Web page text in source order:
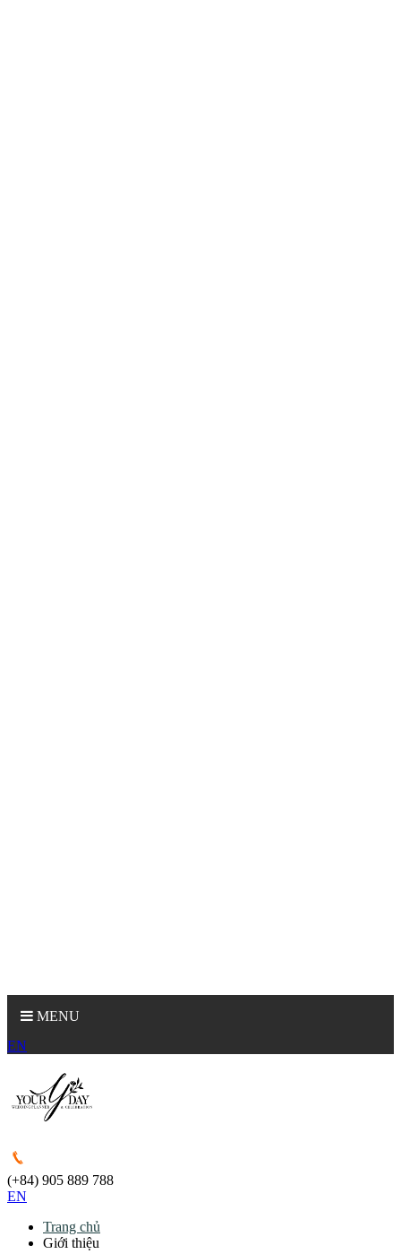
MENU
EN
(+84) 905 889 788
EN
Trang chủ
Giới thiệu